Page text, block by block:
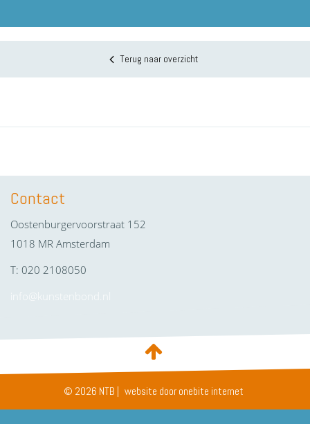
Terug naar overzicht
Contact
Oostenburgervoorstraat 152
1018 MR Amsterdam
T: 020 2108050
info@kunstenbond.nl
© 2026 NTB | website door onebite internet